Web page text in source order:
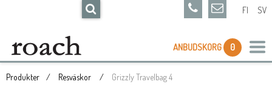
FI SV
ANBUDSKORG 0
Produkter Resväskor Grizzly Travelbag 4